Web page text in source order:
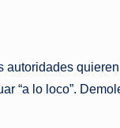
“a lo loco”.